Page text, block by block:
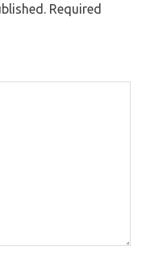
Required